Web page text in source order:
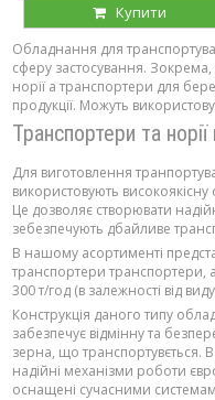
Купити
Обладнання для
сферу застосування. Зокрема,
норії а транспортери для
продукції. Можуть
Транспортери та норії
Для виготовлення
використовують високоякісну
Це дозволяє створювати
зебезпечують дбайливе
В нашому асортименті
транспортери транспортери,
300 т/год (в залежності від
Конструкція даного типу
забезпечує відмінну та
зерна, що транспортувється.
надійні механізми роботи
оснащені сучасними